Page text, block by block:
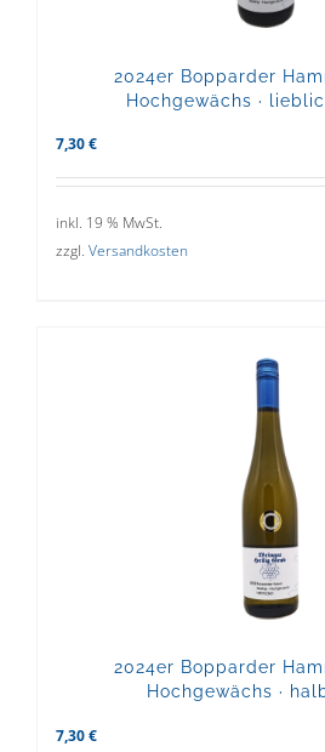
2024er Bopparder
Hochgewächs ·
7,30 €
inkl. 19 % MwSt.
zzgl. Versandkosten
2024er Bopparder
Hochgewächs ·
7,30 €